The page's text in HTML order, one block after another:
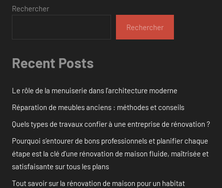
Rechercher
Rechercher
Recent Posts
Le rôle de la menuiserie dans l’architecture moderne
Réparation de meubles anciens : méthodes et conseils
Quels types de travaux confier à une entreprise de rénovation ?
Pourquoi s’entourer de bons professionnels et planifier chaque
étape est la clé d’une rénovation de maison fluide, maîtrisée et
satisfaisante sur tous les plans
Tout savoir sur la rénovation de maison pour un habitat